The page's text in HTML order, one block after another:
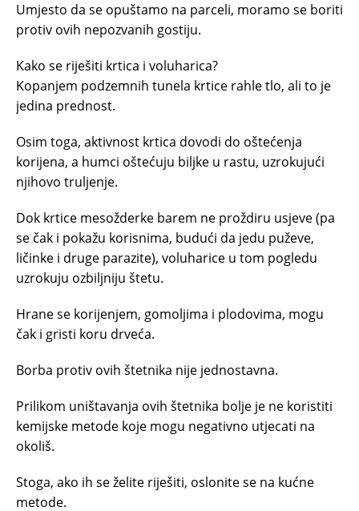
Umjesto da se opuštamo na parceli, moramo se boriti
protiv ovih nepozvanih gostiju.
Kako se riješiti krtica i voluharica?
Kopanjem podzemnih tunela krtice rahle tlo, ali to je
jedina prednost.
Osim toga, aktivnost krtica dovodi do oštećenja
korijena, a humci oštećuju biljke u rastu, uzrokujući
njihovo truljenje.
Dok krtice mesožderke barem ne proždiru usjeve (pa
se čak i pokažu korisnima, budući da jedu puževe,
ličinke i druge parazite), voluharice u tom pogledu
uzrokuju ozbiljniju štetu.
Hrane se korijenjem, gomoljima i plodovima, mogu
čak i gristi koru drveća.
Borba protiv ovih štetnika nije jednostavna.
Prilikom uništavanja ovih štetnika bolje je ne koristiti
kemijske metode koje mogu negativno utjecati na
okoliš.
Stoga, ako ih se želite riješiti, oslonite se na kućne
metode.